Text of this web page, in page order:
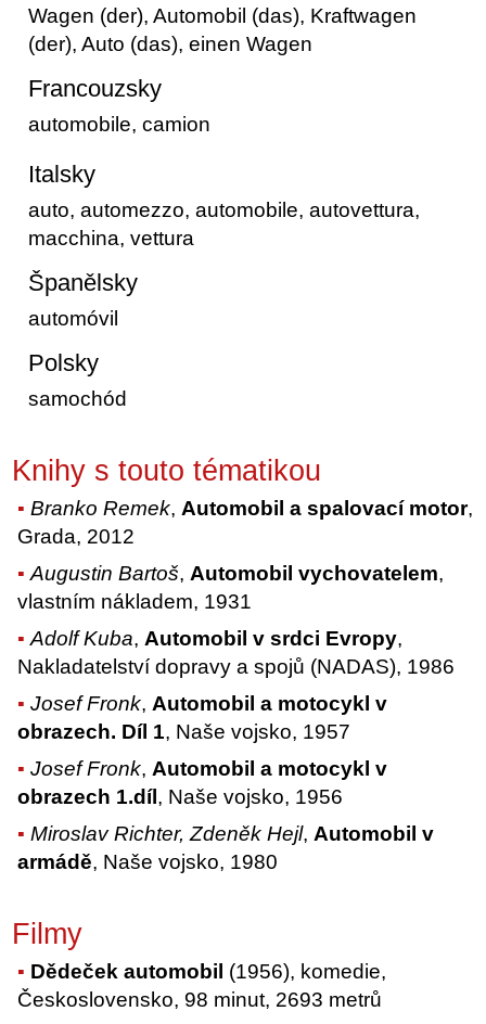
Wagen (der), Automobil (das), Kraftwagen
(der), Auto (das), einen Wagen
Francouzsky
automobile, camion
Italsky
auto, automezzo, automobile, autovettura,
macchina, vettura
Španělsky
automóvil
Polsky
samochód
Knihy s touto tématikou
Branko Remek,Automobil a spalovací motor,
Grada, 2012
Augustin Bartoš,Automobil vychovatelem,
vlastním nákladem, 1931
Adolf Kuba,Automobil v srdci Evropy,
Nakladatelství dopravy a spojů (NADAS), 1986
Josef Fronk,Automobil a motocykl v
obrazech. Díl 1, Naše vojsko, 1957
Josef Fronk,Automobil a motocykl v
obrazech 1.díl , Naše vojsko, 1956
Miroslav Richter, Zdeněk Hejl,Automobil v
armádě, Naše vojsko, 1980
Filmy
Dědeček automobil (1956), komedie,
Československo, 98 minut, 2693 metrů